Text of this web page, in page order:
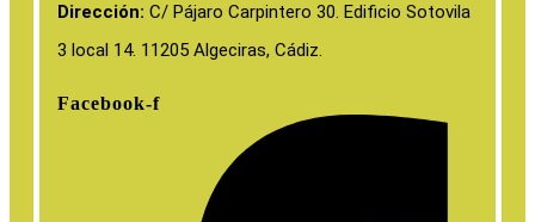
Dirección: C/ Pájaro Carpintero 30. Edificio Sotovila
3 local 14. 11205 Algeciras, Cádiz.
Facebook-f